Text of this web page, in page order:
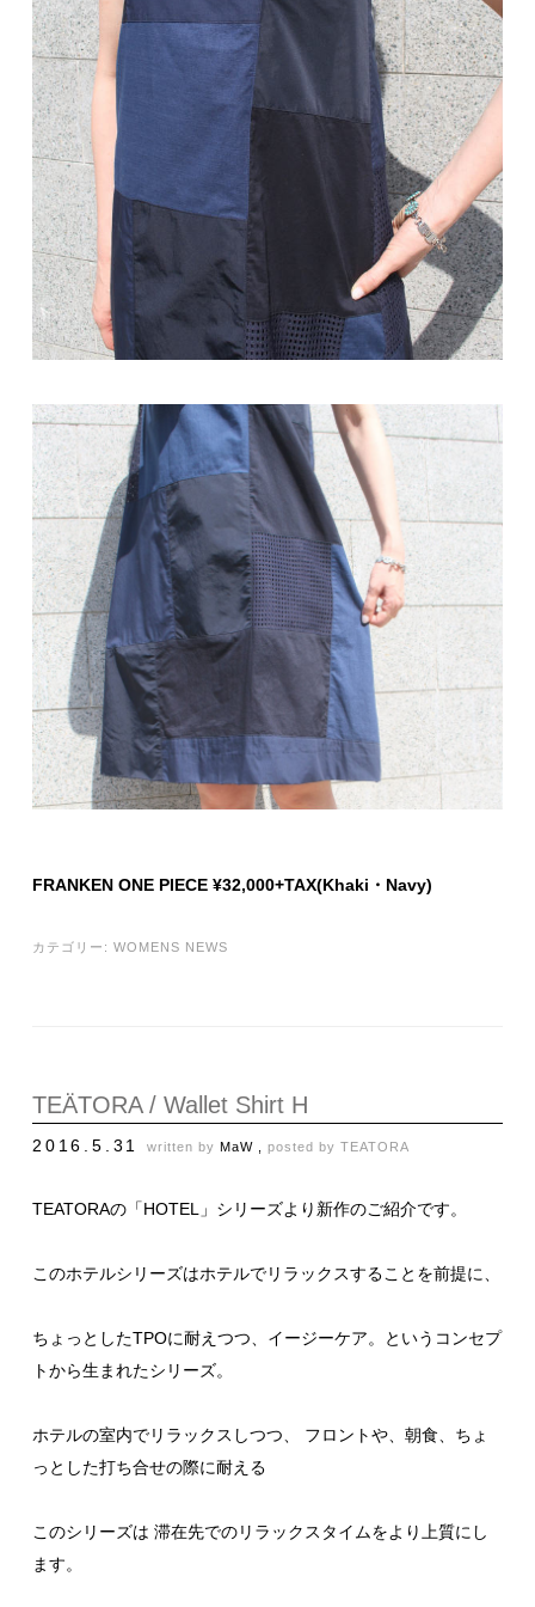
FRANKEN ONE PIECE ¥32,000+TAX(Khaki・Navy)
カテゴリー: WOMENS NEWS
TEÄTORA / Wallet Shirt H
2016.5.31 written by MaW , posted by TEATORA
TEATORAの「HOTEL」シリーズより新作のご紹介です。
このホテルシリーズはホテルでリラックスすることを前提に、
ちょっとしたTPOに耐えつつ、イージーケア。というコンセプ
トから生まれたシリーズ。
ホテルの室内でリラックスしつつ、 フロントや、朝食、ちょ
っとした打ち合せの際に耐える
このシリーズは 滞在先でのリラックスタイムをより上質にし
ます。